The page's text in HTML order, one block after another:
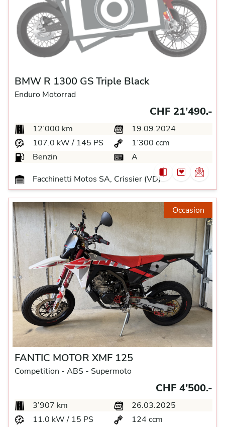
BMW R 1300 GS Triple Black
Enduro Motorrad
CHF 21’490.-
12’000 km
19.09.2024
107.0 kW / 145 PS
1’300 ccm
Benzin
A
Facchinetti Motos SA, Crissier (VD)
Occasion
FANTIC MOTOR XMF 125
Competition - ABS - Supermoto
CHF 4’500.-
3’907 km
26.03.2025
11.0 kW / 15 PS
124 ccm